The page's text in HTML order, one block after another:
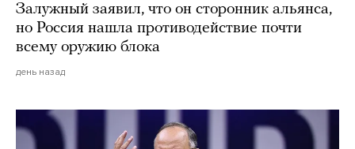
Залужный заявил, что он сторонник альянса,
но Россия нашла противодействие почти
всему оружию блока
день назад